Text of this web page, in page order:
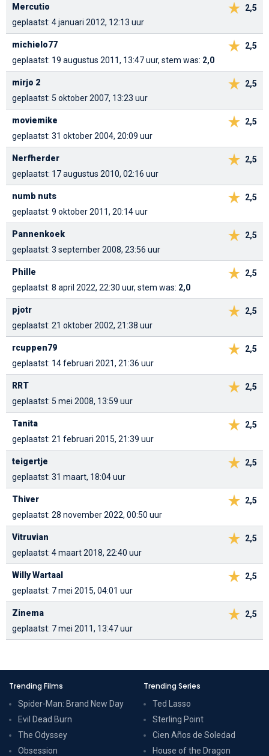
2,5
Mercutio
geplaatst: 4 januari 2012, 12:13 uur
2,5
michielo77
geplaatst: 19 augustus 2011, 13:47 uur, stem was: 2,0
2,5
mirjo 2
geplaatst: 5 oktober 2007, 13:23 uur
2,5
moviemike
geplaatst: 31 oktober 2004, 20:09 uur
2,5
Nerfherder
geplaatst: 17 augustus 2010, 02:16 uur
2,5
numb nuts
geplaatst: 9 oktober 2011, 20:14 uur
2,5
Pannenkoek
geplaatst: 3 september 2008, 23:56 uur
2,5
Phille
geplaatst: 8 april 2022, 22:30 uur, stem was: 2,0
2,5
pjotr
geplaatst: 21 oktober 2002, 21:38 uur
2,5
rcuppen79
geplaatst: 14 februari 2021, 21:36 uur
2,5
RRT
geplaatst: 5 mei 2008, 13:59 uur
2,5
Tanita
geplaatst: 21 februari 2015, 21:39 uur
2,5
teigertje
geplaatst: 31 maart, 18:04 uur
2,5
Thiver
geplaatst: 28 november 2022, 00:50 uur
2,5
Vitruvian
geplaatst: 4 maart 2018, 22:40 uur
2,5
Willy Wartaal
geplaatst: 7 mei 2015, 04:01 uur
2,5
Zinema
geplaatst: 7 mei 2011, 13:47 uur
Trending Films
Spider-Man: Brand New Day
Evil Dead Burn
The Odyssey
Obsession
Trending Series
Ted Lasso
Sterling Point
Cien Años de Soledad
House of the Dragon